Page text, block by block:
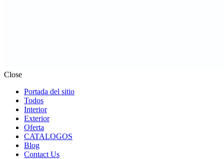
Close
Portada del sitio
Todos
Interior
Exterior
Oferta
CATALOGOS
Blog
Contact Us